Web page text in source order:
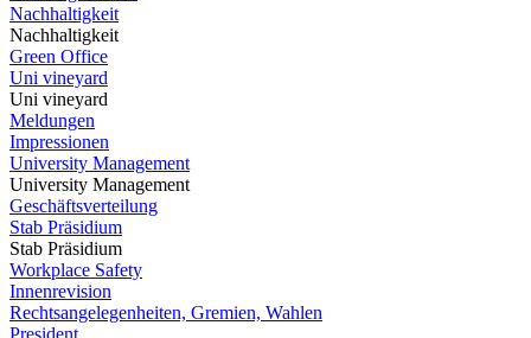
Nachhaltigkeit
Nachhaltigkeit
Green Office
Uni vineyard
Uni vineyard
Meldungen
Impressionen
University Management
University Management
Geschäftsverteilung
Stab Präsidium
Stab Präsidium
Workplace Safety
Innenrevision
Rechtsangelegenheiten, Gremien, Wahlen
President